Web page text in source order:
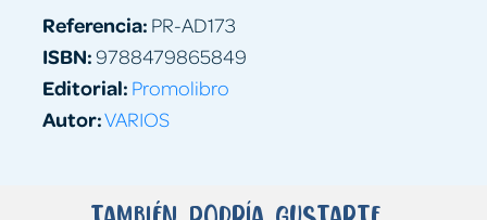
Referencia: PR-AD173
ISBN:9788479865849
Editorial: Promolibro
Autor:VARIOS